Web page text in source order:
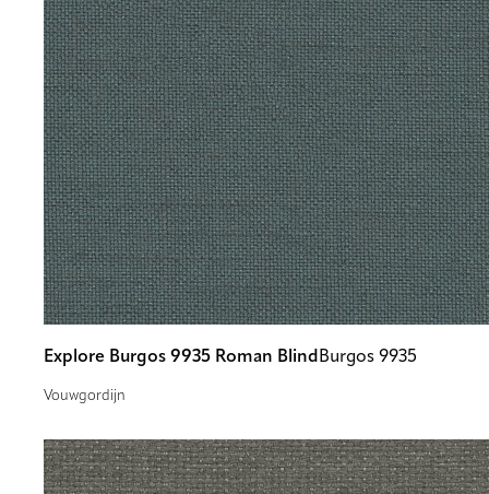
Explore Burgos 9935 Roman Blind Burgos 9935
Vouwgordijn